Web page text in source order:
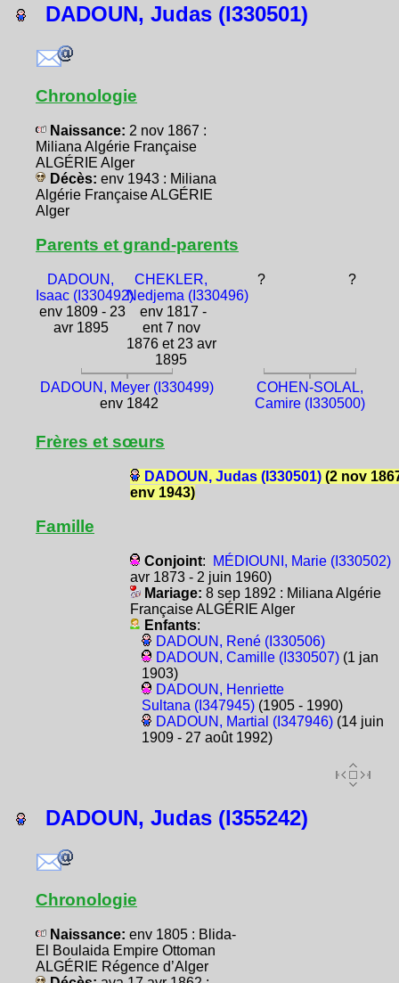
DADOUN, Judas (I330501)
Chronologie
Naissance: 2 nov 1867 :
Miliana Algérie Française
ALGÉRIE Alger
Décès: env 1943 : Miliana
Algérie Française ALGÉRIE
Alger
Parents et grand-parents
DADOUN,
Isaac (I330492)
env 1809 - 23
avr 1895
CHEKLER,
Nedjema (I330496)
env 1817 -
ent 7 nov
1876 et 23 avr
1895
? ?
DADOUN, Meyer (I330499)
env 1842
COHEN-SOLAL,
Camire (I330500)
Frères et sœurs
DADOUN, Judas (I330501)(2 nov
env 1943)
Famille
Conjoint: MÉDIOUNI, Marie (I330502)
avr 1873 - 2 juin 1960)
Mariage: 8 sep 1892 : Miliana Algérie
Française ALGÉRIE Alger
Enfants:
DADOUN, René (I330506)
DADOUN, Camille (I330507)(1 jan
1903)
DADOUN, Henriette
Sultana (I347945)(1905 - 1990)
DADOUN, Martial (I347946)(14 juin
1909 - 27 août 1992)
DADOUN, Judas (I355242)
Chronologie
Naissance: env 1805 : Blida-
El Boulaida Empire Ottoman
ALGÉRIE Régence d’Alger